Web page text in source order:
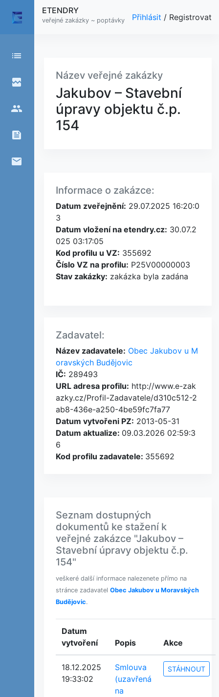
list
broken_image
people
feed
email
ETENDRY
veřejné zakázky ~ poptávky Přihlásit / Registrovat
Název veřejné zakázky
Jakubov – Stavební
úpravy objektu č.p.
154
Informace o zakázce:
Datum zveřejnění: 29.07.2025 16:20:0
3
Datum vložení na etendry.cz: 30.07.2
025 03:17:05
Kod profilu u VZ: 355692
Číslo VZ na profilu: P25V00000003
Stav zakázky: zakázka byla zadána
Zadavatel:
Název zadavatele: Obec Jakubov u M
oravských Budějovic
IČ: 289493
URL adresa profilu: http://www.e-zak
azky.cz/Profil-Zadavatele/d310c512-2
ab8-436e-a250-4be59fc7fa77
Datum vytvořeni PZ: 2013-05-31
Datum aktualize: 09.03.2026 02:59:3
6
Kod profilu zadavatele: 355692
Seznam dostupných
dokumentů ke stažení k
veřejné zakázce "Jakubov –
Stavební úpravy objektu č.p.
154"
veškeré další informace nalezenete přímo na
stránce zadavatel Obec Jakubov u Moravských
Budějovic.
Datum
vytvoření
Popis Akce
18.12.2025
19:33:02
Smlouva
(uzavřená
na
STÁHNOUT